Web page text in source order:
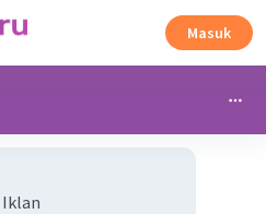
Masuk
Iklan